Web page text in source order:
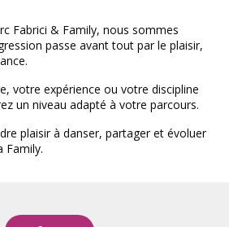
Fabrici & Family, nous sommes
passe avant tout par le plaisir,
votre expérience ou votre discipline
un niveau adapté à votre parcours.
plaisir à danser, partager et évoluer
Family.